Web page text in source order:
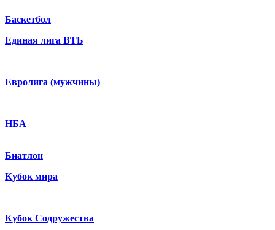
Баскетбол
Единая лига ВТБ
Евролига (мужчины)
НБА
Биатлон
Кубок мира
Кубок Содружества